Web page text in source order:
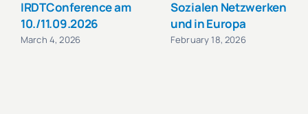
IRDTConference am
10./11.09.2026
March 4, 2026
Sozialen Netzwerken
und in Europa
February 18, 2026